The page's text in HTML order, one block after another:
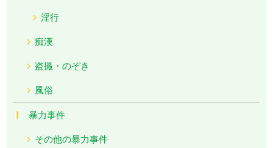
淫行
痴漢
盗撮・のぞき
風俗
暴力事件
その他の暴力事件